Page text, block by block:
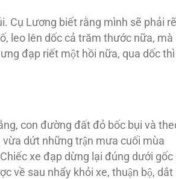
Cụ Lương biết rằng mình sẽ phải rẽ
leo lên dốc cả trăm thước nữa, mà
đạp riết một hồi nữa, qua dốc thì
con đường đất đỏ bốc bụi và
dứt những trận mưa cuối mùa
xe đạp dừng lại đúng dưới gốc
về sau nhẩy khỏi xe, thuận bộ, dắt